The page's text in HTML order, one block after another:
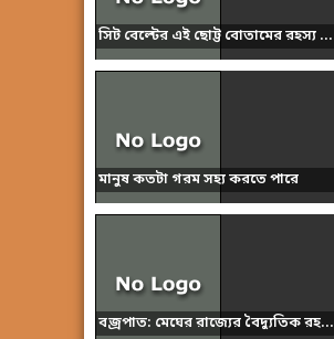
সিট বেল্টের এই ছোট্ট বোতামের রহস্য ...
মানুষ কতটা গরম সহ্য করতে পারে
বজ্রপাত: মেঘের রাজ্যের বৈদ্যুতিক রহ...